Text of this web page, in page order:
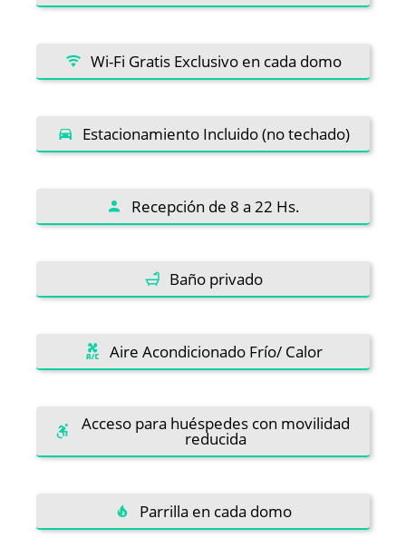
Wi-Fi Gratis Exclusivo en cada domo
Estacionamiento Incluido (no techado)
Recepción de 8 a 22 Hs.
Baño privado
Aire Acondicionado Frío/ Calor
Acceso para huéspedes con movilidad
reducida
Parrilla en cada domo